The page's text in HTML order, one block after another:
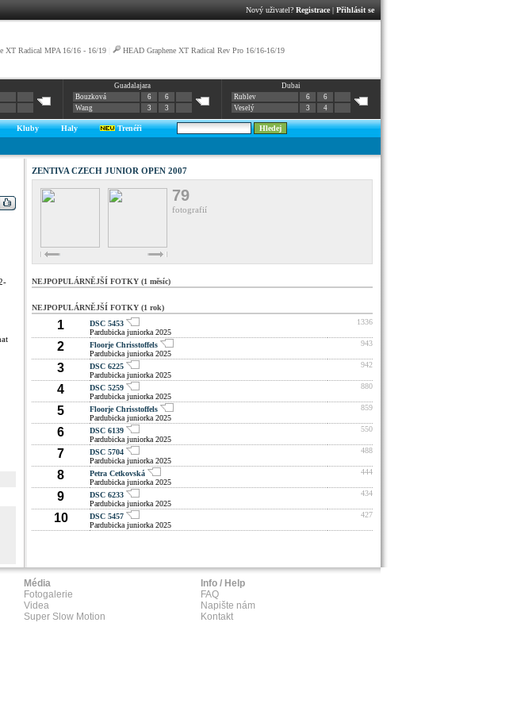
Nový uživatel? Registrace| Přihlásit se
XT Radical MPA 16/16 - 16/19 HEAD Graphene XT Radical Rev Pro 16/16-16/19
Guadalajara
Bouzková
6
6
Wang
3 3
Dubai
Rublev
6
6
Veselý
3 4
Kluby Haly
Trenéři
ZENTIVA CZECH JUNIOR OPEN 2007
79
fotografií
NEJPOPULÁRNĚJŠÍ FOTKY (1 měsíc)
NEJPOPULÁRNĚJŠÍ FOTKY (1 rok)
1
DSC 5453
Pardubicka juniorka 2025
1336
2
Floorje Chrisstoffels
Pardubicka juniorka 2025
943
3
DSC 6225
Pardubicka juniorka 2025
942
4
DSC 5259
Pardubicka juniorka 2025
880
5
Floorje Chrisstoffels
Pardubicka juniorka 2025
859
6
DSC 6139
Pardubicka juniorka 2025
550
7
DSC 5704
Pardubicka juniorka 2025
488
8
Petra Cetkovská
Pardubicka juniorka 2025
444
9
DSC 6233
Pardubicka juniorka 2025
434
10
DSC 5457
Pardubicka juniorka 2025
427
Média
Fotogalerie
Videa
Super Slow Motion
Info / Help
FAQ
Napište nám
Kontakt